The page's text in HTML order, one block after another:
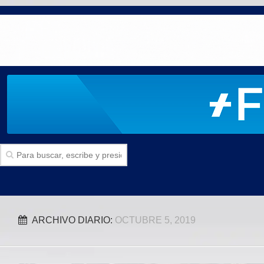
SECCIONES
Politica
ARCHIVO DIARIO: OCTUBRE 5, 2019